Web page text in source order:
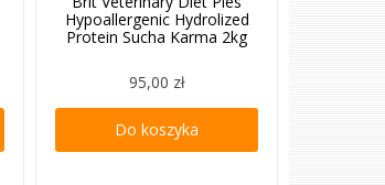
Hypoallergenic Hydrolized
Protein Sucha Karma 2kg
95,00 zł
Do koszyka